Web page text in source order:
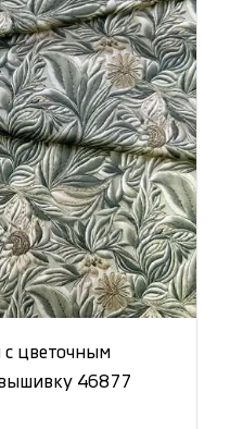
с цветочным
46877